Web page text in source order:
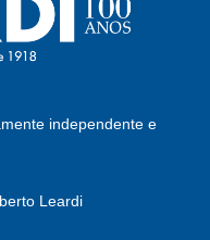
independente e
Leardi